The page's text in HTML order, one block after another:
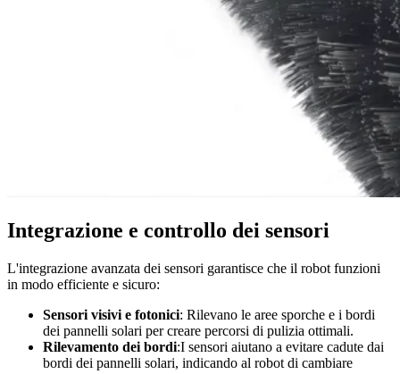
Integrazione e controllo dei sensori
L'integrazione avanzata dei sensori garantisce che il robot funzioni
in modo efficiente e sicuro:
Sensori visivi e fotonici: Rilevano le aree sporche e i bordi
dei pannelli solari per creare percorsi di pulizia ottimali.
Rilevamento dei bordi:I sensori aiutano a evitare cadute dai
bordi dei pannelli solari, indicando al robot di cambiare